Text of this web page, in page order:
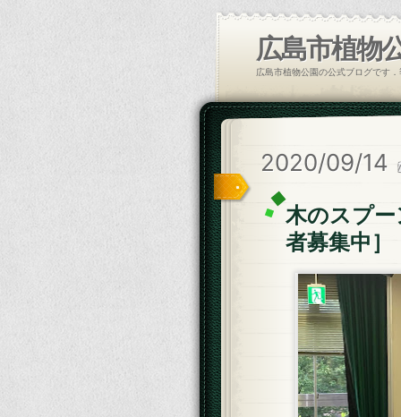
広島市植物
広島市植物公園の公式ブログです
2020/09/14
木のスプ
者募集中］